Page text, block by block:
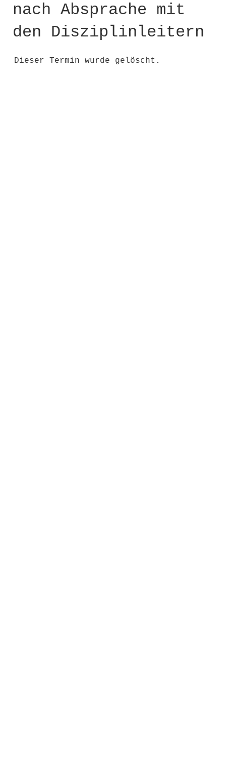
nach Absprache mit
den Disziplinleitern
Dieser Termin wurde gelöscht.